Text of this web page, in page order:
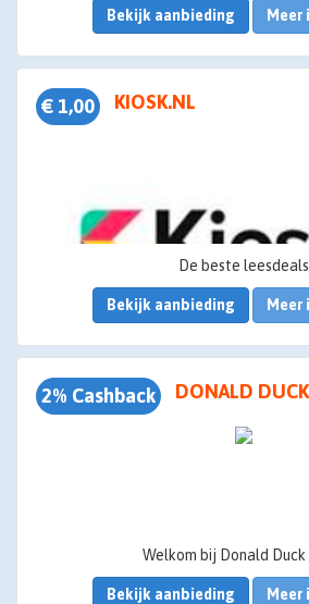
Bekijk aanbieding
€ 1,00 KIOSK.NL
De beste leesdeals
vind je op Kiosk.nl
Bekijk aanbieding
2% Cashback DONALD
Welkom bij Donald Duck
Bekijk aanbieding